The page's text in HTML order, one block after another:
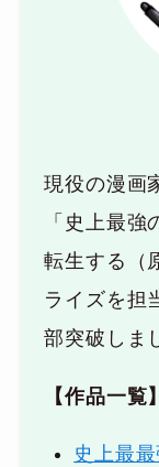
現役の漫画
「史上最
転生する（
ライズを担
部突破しま
【作品一覧】
史上最